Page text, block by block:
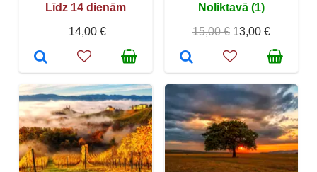
Līdz 14 dienām
14,00 €
Noliktavā (1)
15,00 € 13,00 €